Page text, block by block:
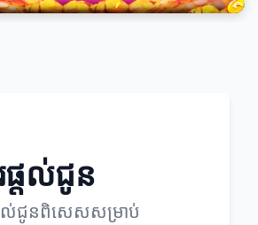
ផ្តល់ជូន
តល់ជូនពិសេសសម្រាប់